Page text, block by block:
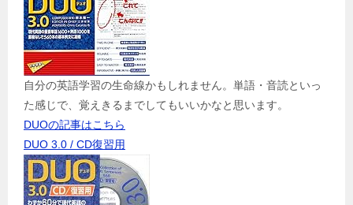
自分の英語学習の生命線かもしれません。単語・音読といっ
た感じで、覚えきるまでしてもいいかなと思います。
DUOの記事はこちら
DUO 3.0 / CD復習用